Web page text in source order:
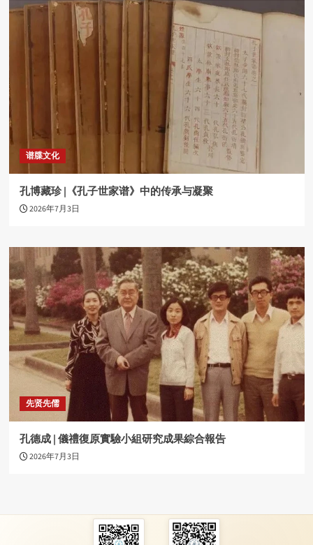
谱牒文化
孔博藏珍 |《孔子世家谱》中的传承与凝聚
2026年7月3日
先贤先儒
孔德成 | 儀禮復原實驗小組研究成果綜合報告
2026年7月3日